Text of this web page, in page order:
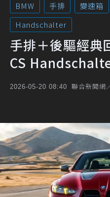
BMW 手排 變速箱
Handschalter
手排＋後驅經
CS
2026-05-20 08:40 聯合新聞網